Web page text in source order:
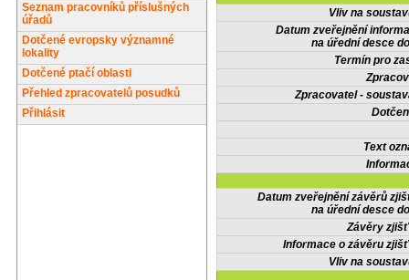
Seznam pracovníků příslušných
úřadů
Dotčené evropsky významné
lokality
Dotčené ptačí oblasti
Přehled zpracovatelů posudků
Přihlásit
Vliv na
Datum zveřejnění
na úřední desce
Termín pro
Zpracovatel -
Text
Datum zveřejnění závěrů
na úřední desce
Závěry
Informace o závěru
Vliv na